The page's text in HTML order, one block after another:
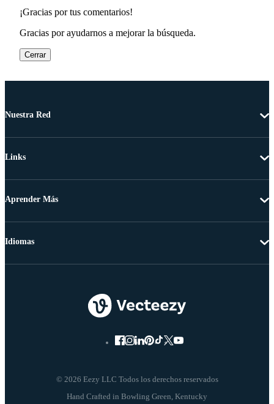
¡Gracias por tus comentarios!
Gracias por ayudarnos a mejorar la búsqueda.
Cerrar
Nuestra Red
Links
Aprender Más
© 2026 Eezy LLC Todos los derechos reservados
Idiomas